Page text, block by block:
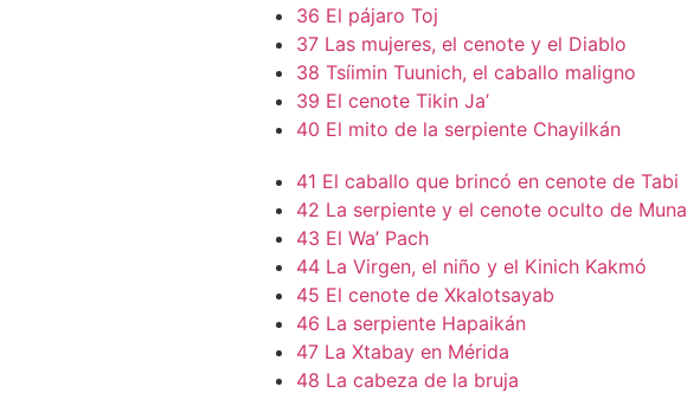
36 El pájaro Toj
37 Las mujeres, el cenote y el Diablo
38 Tsíimin Tuunich, el caballo maligno
39 El cenote Tikin Ja’
40 El mito de la serpiente Chayilkán
41 El caballo que brincó en cenote de Tabi
42 La serpiente y el cenote oculto de Muna
43 El Wa’ Pach
44 La Virgen, el niño y el Kinich Kakmó
45 El cenote de Xkalotsayab
46 La serpiente Hapaikán
47 La Xtabay en Mérida
48 La cabeza de la bruja